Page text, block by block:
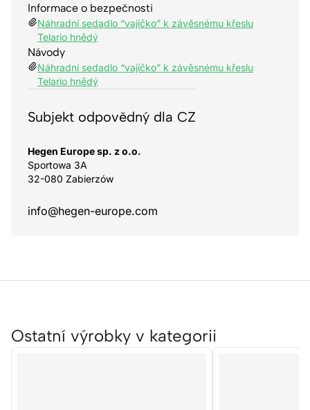
Informace o bezpečnosti
Náhradní sedadlo “vajíčko” k závěsnému křeslu
Telario hnědý
Návody
Náhradní sedadlo “vajíčko” k závěsnému křeslu
Telario hnědý
Subjekt odpovědný dla CZ
Hegen Europe sp. z o.o.
Sportowa 3A
32-080 Zabierzów
info@hegen-europe.com
Ostatní výrobky v kategorii